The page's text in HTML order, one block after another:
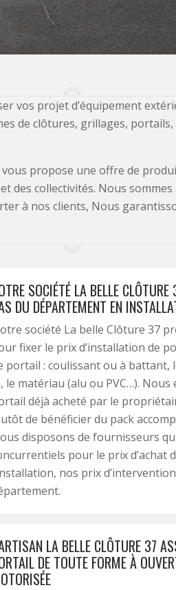
vos projet d’équipement
de clôtures, grillages,
propose une offre de
des collectivités. Nous
à nos clients, Nous
SOCIÉTÉ LA BELLE
DU DÉPARTEMENT EN
société La belle Clôture 37
fixer le prix d’installation de
portail : coulissant ou à battant,
le matériau (alu ou PVC…).
déjà acheté par le
de bénéficier du pack
disposons de fournisseurs
pour le prix d’achat
nos prix
LA BELLE CLÔTURE 37
DE TOUTE FORME À